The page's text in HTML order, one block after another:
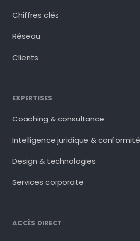
Chiffres clés
Réseau
Clients
EXPERTISES
Coaching & consultance
Intelligence juridique & conformité
Design & technologies
Services corporate
ACCÈS DIRECT